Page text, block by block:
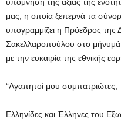
υπόμνηση της αξίας της
μας, η οποία ξεπερνά τα
υπογραμμίζει η Πρόεδρος της
Σακελλαροπούλου στο
με την ευκαιρία της εθνικής
“Αγαπητοί μου συμπατριώτες,
Ελληνίδες και Έλληνες του